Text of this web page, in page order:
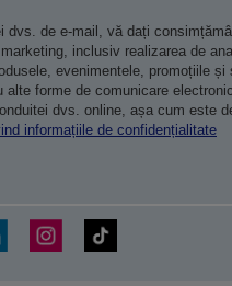
dvs. de e-mail, vă dați
inclusiv realizarea de
evenimentele, promoțiile și
alte forme de comunicare
dvs. online, așa cum este
informațiile de confidențialitate